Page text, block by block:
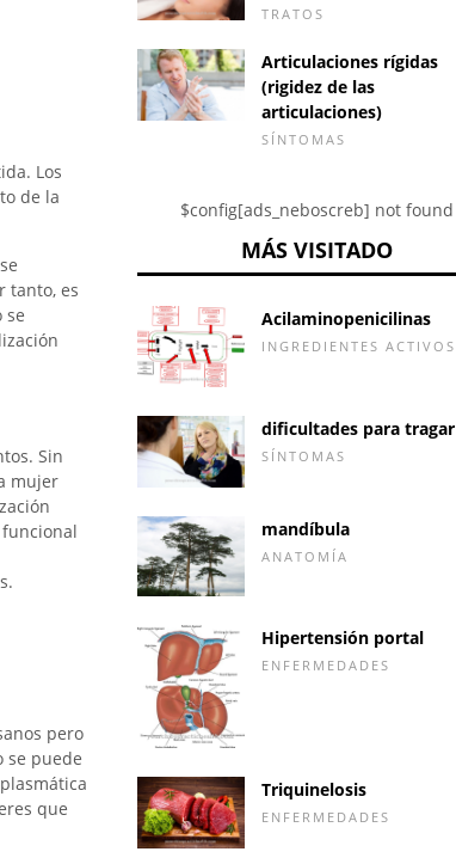
Los
de la
tanto, es
se
Sin
mujer
pero
se puede
que
TRATOS
Articulaciones rígidas
(rigidez de las
articulaciones)
SÍNTOMAS
$config[ads_neboscreb] not found
MÁS VISITADO
Acilaminopenicilinas
INGREDIENTES ACTIVOS
dificultades para tragar
SÍNTOMAS
mandíbula
ANATOMÍA
Hipertensión portal
ENFERMEDADES
Triquinelosis
ENFERMEDADES